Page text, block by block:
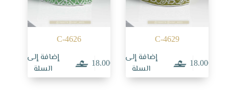
C-4629
18.000
إضافة إلى
السلة
C-4626
18.000
إضافة إلى
السلة